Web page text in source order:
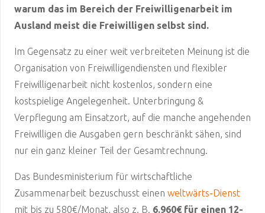
warum das im Bereich der Freiwilligenarbeit im
Ausland meist die Freiwilligen selbst sind.
Im Gegensatz zu einer weit verbreiteten Meinung ist die
Organisation von Freiwilligendiensten und flexibler
Freiwilligenarbeit nicht kostenlos, sondern eine
kostspielige Angelegenheit. Unterbringung &
Verpflegung am Einsatzort, auf die manche angehenden
Freiwilligen die Ausgaben gern beschränkt sähen, sind
nur ein ganz kleiner Teil der Gesamtrechnung.
Das Bundesministerium für wirtschaftliche
Zusammenarbeit bezuschusst einen weltwärts-Dienst
mit bis zu 580€/Monat, also z. B. 6.960€ für einen 12-